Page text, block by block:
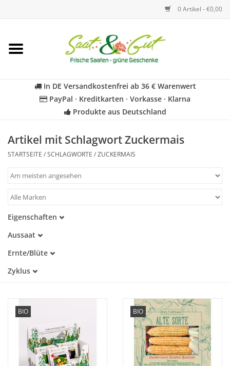
0 Artikel - €0,00
Startseite
Kräuter
Für Kinder
Geschenkideen
Katalog
In DE Versandkostenfrei ab 36 € Warenwert
PayPal · Kreditkarten · Vorkasse · Klarna
Produkte aus Deutschland
Artikel mit Schlagwort Zuckermais
STARTSEITE /SCHLAGWORTE /ZUCKERMAIS
Eigenschaften
Alte Sorte
Trockenheitstolerant
Dunkelkeimer
Aussaat
Mai
Juni
Ernte/Blüte
August
Zyklus
BIO BIO